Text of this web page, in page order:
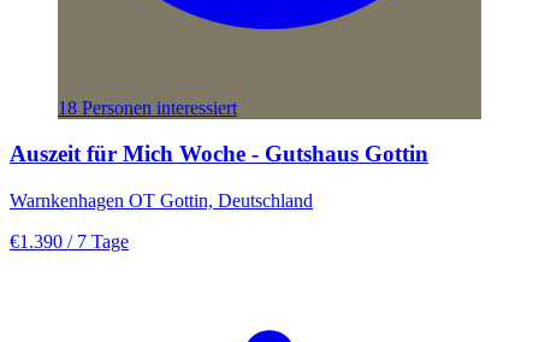
18 Personen interessiert
Auszeit für Mich Woche - Gutshaus Gottin
Warnkenhagen OT Gottin, Deutschland
€1.390 / 7 Tage